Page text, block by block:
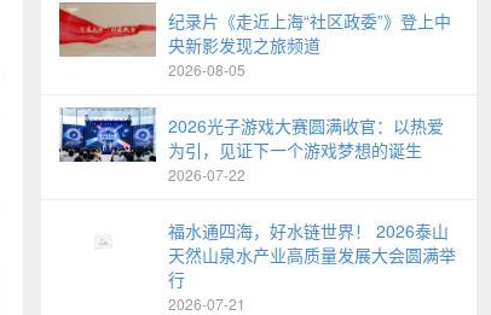
纪录片《走近上海“社区政委”》登上中
央新影发现之旅频道
2026-08-05
2026光子游戏大赛圆满收官：以热爱
为引，见证下一个游戏梦想的诞生
2026-07-22
福水通四海，好水链世界！ 2026泰山
天然山泉水产业高质量发展大会圆满举
行
2026-07-21